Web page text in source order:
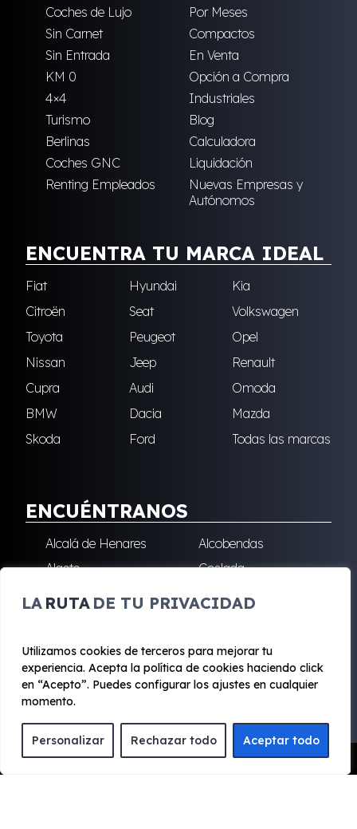
LA RUTA DE TU PRIVACIDAD
Utilizamos cookies de terceros para mejorar tu
experiencia. Acepta la política de cookies haciendo click
en “Acepto”. Puedes configurar los ajustes en cualquier
momento.
Personalizar Rechazar todo Aceptar todo
Coches de Lujo
Por Meses
Sin Carnet
Compactos
Sin Entrada
En Venta
KM 0
Opción a Compra
4×4
Industriales
Turismo
Blog
Berlinas
Calculadora
Coches GNC
Liquidación
Renting Empleados
Nuevas Empresas y
Autónomos
ENCUENTRA TU MARCA IDEAL
Fiat Hyundai
Kia
Citroën
Seat
Volkswagen
Toyota
Peugeot
Opel
Nissan
Jeep
Renault
Cupra
Audi
Omoda
BMW
Dacia
Mazda
Skoda
Ford Todas las marcas
ENCUÉNTRANOS
Alcalá de Henares
Alcobendas
Algete
Coslada
San Sebastián de los
Reyes
Villalba
Aviso legal y Privacidad|Política de cookies|Términos
Pedir Presupuesto